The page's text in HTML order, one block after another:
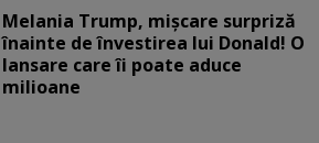
Melania Trump, mișcare surpriză
înainte de învestirea lui Donald! O
lansare care îi poate aduce
milioane